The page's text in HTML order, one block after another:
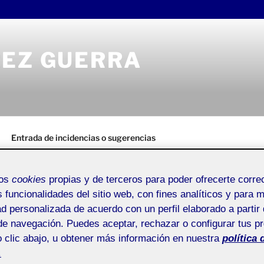
GUERRA
Entrada de incidencias o sugerencias
GUERRA
DE LA FORMA
ACTIFOLIO
2. HOJA DE
cookies propias y de terceros para poder ofrecerte
funcionalidades del sitio web, con fines analíticos y para
personalizada de acuerdo con un perfil elaborado a partir
navegación. Puedes aceptar, rechazar o configurar tus
clic abajo, u obtener más información en nuestra política